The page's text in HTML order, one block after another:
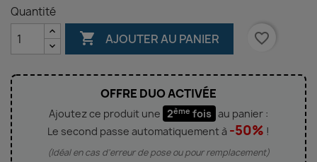
Quantité
 AJOUTER AU PANIER favorite_border
OFFRE DUO ACTIVÉE
Ajoutez ce produit une 2ème fois au panier :
Le second passe automatiquement à -50% !
(Idéal en cas d'erreur de pose ou pour remplacement)